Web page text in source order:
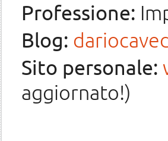
Professione:
Blog:
Sito personale:
aggiornato!)